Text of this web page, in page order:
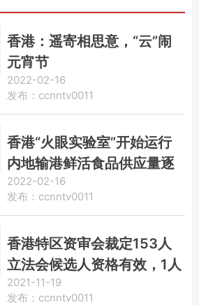
香港：遥寄相思意，“云”闹
元宵节
2022-02-16
发布：ccnntv0011
香港“火眼实验室”开始运行
内地输港鲜活食品供应量逐
步回升
2022-02-16
发布：ccnntv0011
香港特区资审会裁定153人
立法会候选人资格有效，1人
无效
2021-11-19
发布：ccnntv0011